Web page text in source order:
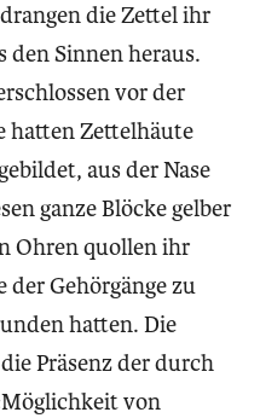
die Zettel ihr
den Sinnen heraus.
vor der
hatten Zettelhäute
aus der Nase
ganze Blöcke gelber
Ohren quollen ihr
der Gehörgänge zu
hatten. Die
Präsenz der durch
von